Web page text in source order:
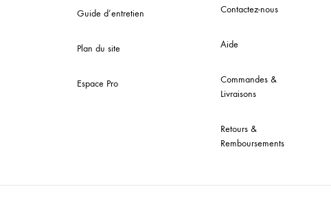
Guide d’entretien
Plan du site
Espace Pro
Contactez-nous
Aide
Commandes &
Livraisons
Retours &
Remboursements